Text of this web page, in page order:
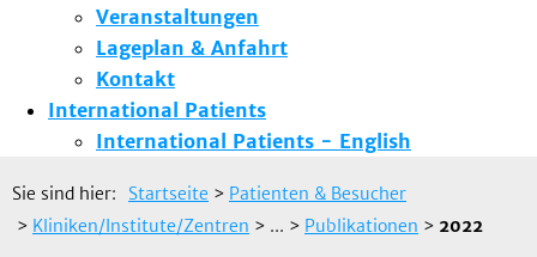
Veranstaltungen
Lageplan & Anfahrt
Kontakt
International Patients
International Patients - English
Sie sind hier: Startseite > Patienten & Besucher
> Kliniken/Institute/Zentren > ... > Publikationen > 2022